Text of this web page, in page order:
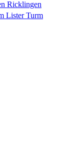
Ricklingen
Lister Turm